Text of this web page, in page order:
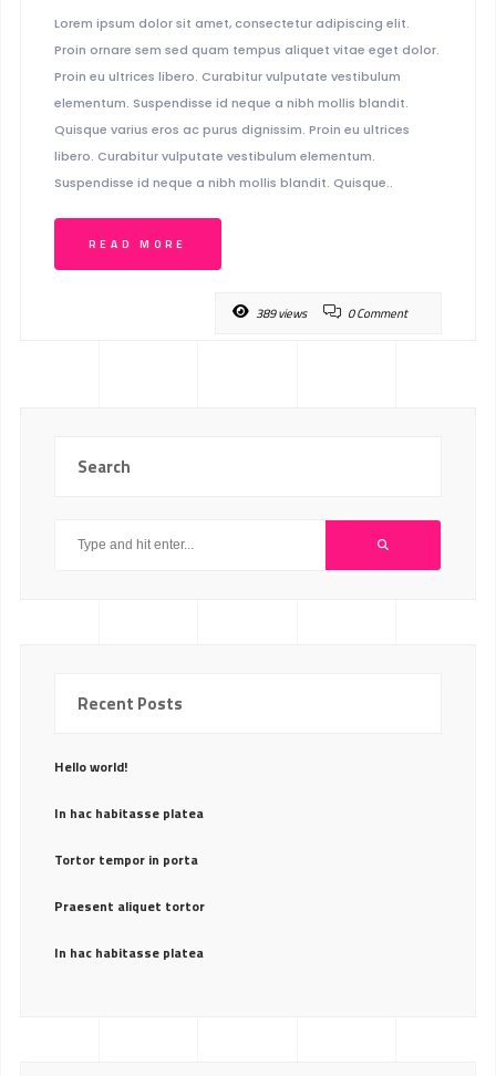
Lorem ipsum dolor sit amet, consectetur adipiscing elit.
Proin ornare sem sed quam tempus aliquet vitae eget dolor.
Proin eu ultrices libero. Curabitur vulputate vestibulum
elementum. Suspendisse id neque a nibh mollis blandit.
Quisque varius eros ac purus dignissim. Proin eu ultrices
libero. Curabitur vulputate vestibulum elementum.
Suspendisse id neque a nibh mollis blandit. Quisque..
READ MORE
389 views 0 Comment
Search
Recent Posts
Hello world!
In hac habitasse platea
Tortor tempor in porta
Praesent aliquet tortor
In hac habitasse platea